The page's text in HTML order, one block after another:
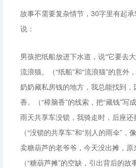
故事不需要复杂情节，30字里有起
说：
男孩把纸船放进下水道，说“它要去
流浪猫。（“纸船”和“流浪猫”的意外
奶奶藏私房钱的地方，我总能找到
香。（“樟脑香”的线索，把“藏钱”写
雨天共享车没锁，我骑走时，后座还
（“没锁的共享车”和“别人的雨伞”，
卖糖葫芦的老爷爷，今天没出摊，原
（“糖葫芦摊”的空缺，引出背后的故